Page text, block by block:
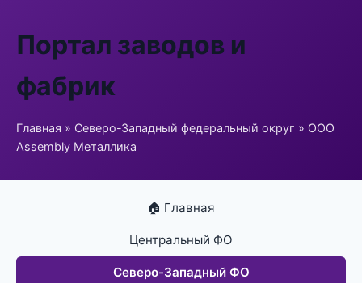
Портал заводов и
фабрик
Главная » Северо-Западный федеральный округ » ООО
Assembly Металлика
🏠 Главная
Центральный ФО
Северо-Западный ФО